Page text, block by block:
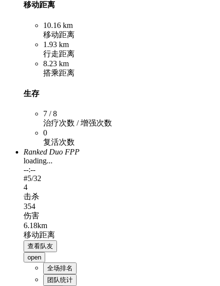
移动距离
10.16 km
移动距离
1.93 km
行走距离
8.23 km
搭乘距离
生存
7 / 8
治疗次数 / 增强次数
0
复活次数
Ranked Duo FPP
loading...
--:--
#5/32
4
击杀
354
伤害
6.18km
移动距离
查看队友
open
全场排名
团队统计